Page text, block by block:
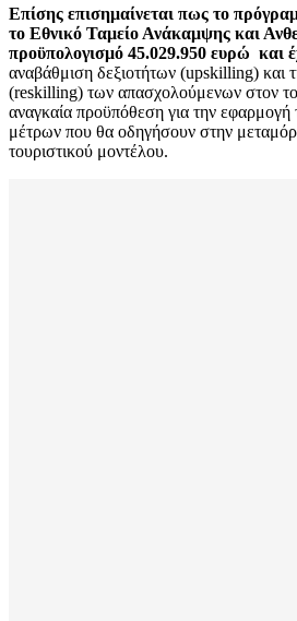
Επίσης επισημαίνεται πως το
το Εθνικό Ταμείο Ανάκαμψης και
προϋπολογισμό 45.029.950 ευρώ και
αναβάθμιση δεξιοτήτων (upskilling) και
(reskilling) των απασχολούμενων στον
αναγκαία προϋπόθεση για την εφαρμογή
μέτρων που θα οδηγήσουν στην
τουριστικού μοντέλου.